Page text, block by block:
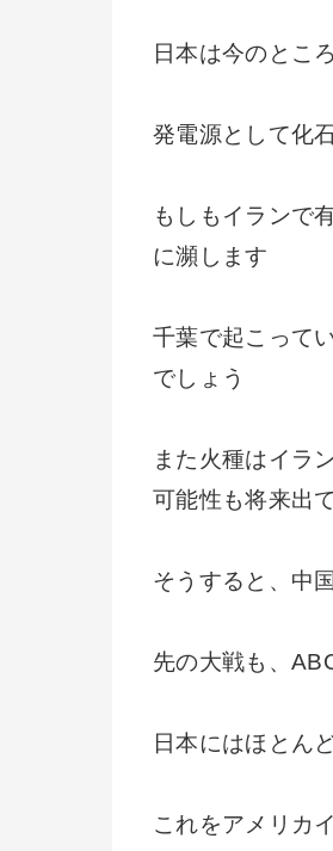
日本は今のとこ
発電源として化
もしもイランで
に瀕します
千葉で起こって
でしょう
また火種はイラ
可能性も将来出
そうすると、中
先の大戦も、
日本にはほとん
これをアメリカ